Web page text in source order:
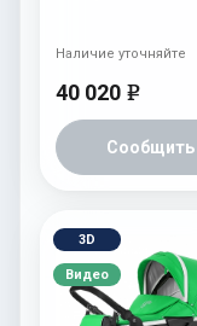
40 020 e
Сообщить
Наличие уточняйте
3D
Видео